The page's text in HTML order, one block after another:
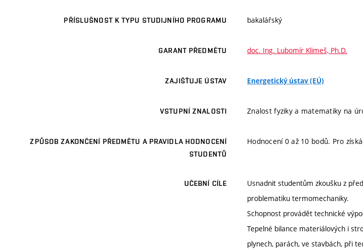
PŘÍSLUŠNOST K TYPU STUDIJNÍHO PROGRAMU bakalářský
GARANT PŘEDMĚTU doc. Ing. Lubomír Klimeš, Ph.D.
ZAJIŠŤUJE ÚSTAV Energetický ústav (EÚ)
VSTUPNÍ ZNALOSTI Znalost fyziky a matematiky na
ZPŮSOB ZAKONČENÍ PŘEDMĚTU A PRAVIDLA HODNOCENÍ
STUDENTŮ
Hodnocení 0 až 10 bodů. Pro
UČEBNÍ CÍLE
Usnadnit studentům zkoušku z
problematiku termomechaniky.
Schopnost provádět technické
Tepelné bilance materiálových i
plynech, parách, ve stavbách, při